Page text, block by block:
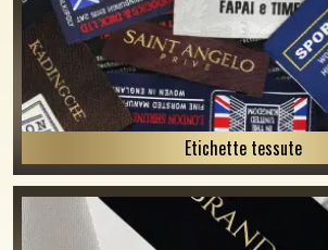
Etichette tessute